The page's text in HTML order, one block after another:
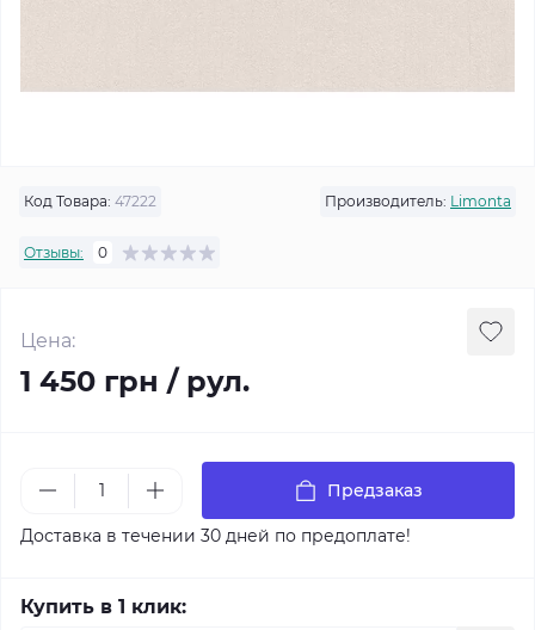
Код Товара: 47222 Производитель: Limonta
Отзывы: 0
Цена:
1 450 грн / рул.
Предзаказ
Доставка в течении 30 дней по предоплате!
Купить в 1 клик: